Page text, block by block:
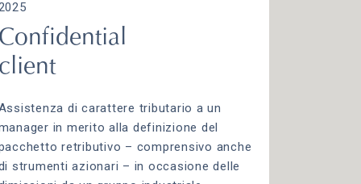
di carattere tributario a un
in merito alla definizione del
retributivo – comprensivo anche
strumenti azionari – in occasione delle